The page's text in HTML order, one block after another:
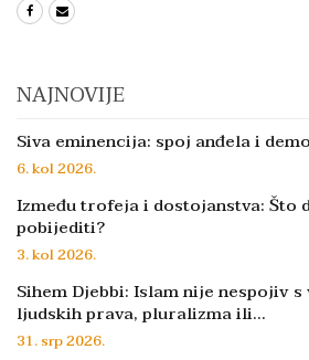
NAJNOVIJE
Siva eminencija: spoj anđela i
6. kol 2026.
Između trofeja i dostojanstva: Što
pobijediti?
3. kol 2026.
Sihem Djebbi: Islam nije nespojiv
ljudskih prava, pluralizma ili…
31. srp 2026.